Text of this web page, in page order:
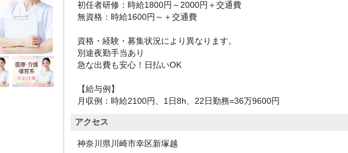
初任者研修：時給1800円～2000円＋交通費
無資格：時給1600円～＋交通費
資格・経験・募集状況により異なります。
別途夜勤手当あり
急な出費も安心！日払いOK
【給与例】
月収例：時給2100円、1日8h、22日勤務=36万9600円
アクセス
神奈川県川崎市幸区新塚越